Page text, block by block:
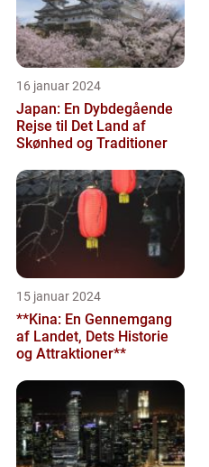
16 januar 2024
Japan: En Dybdegående
Rejse til Det Land af
Skønhed og Traditioner
15 januar 2024
**Kina: En Gennemgang
af Landet, Dets Historie
og Attraktioner**